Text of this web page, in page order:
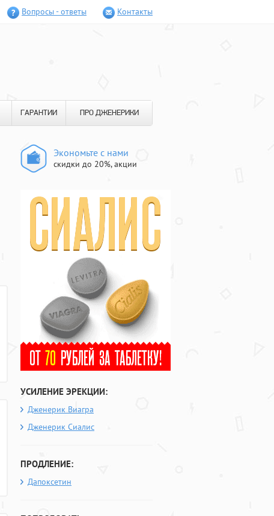
Вопросы - ответы Контакты
ГАРАНТИИ ПРО ДЖЕНЕРИКИ
Экономьте с нами
скидки до 20%, акции
УСИЛЕНИЕ ЭРЕКЦИИ:
Дженерик Виагра
Дженерик Сиалис
ПРОДЛЕНИЕ:
Дапоксетин